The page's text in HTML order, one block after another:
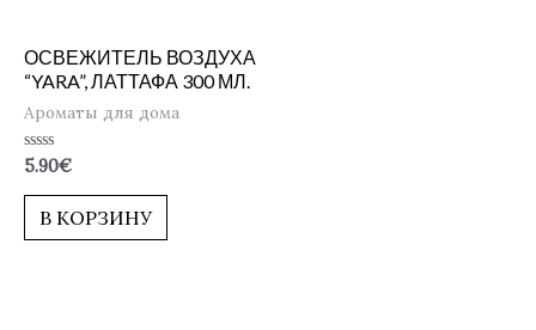
ОСВЕЖИТЕЛЬ ВОЗДУХА
“YARA”, ЛАТТАФА 300 МЛ.
Ароматы для дома
Оценка
из
5.90€
В КОРЗИНУ